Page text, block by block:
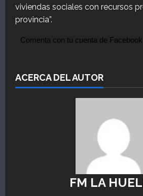
viviendas sociales con recursos
provincia”.
Comenta con tu cuenta de Facebook
ACERCA DEL AUTOR
FM LA